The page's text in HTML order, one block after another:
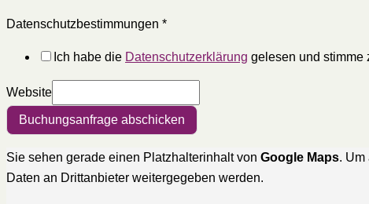
Datenschutzbestimmungen *
Ich habe die Datenschutzerklärung gelesen und stimme
Website
Buchungsanfrage abschicken
Sie sehen gerade einen Platzhalterinhalt von Google Maps. Um
Daten an Drittanbieter weitergegeben werden.